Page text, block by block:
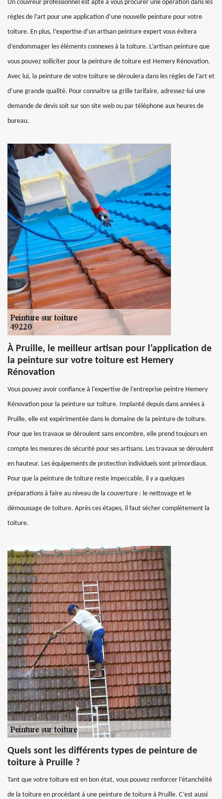
Un couvreur professionnel est apte à vous procurer une opération dans les
règles de l’art pour une application d’une nouvelle peinture pour votre
toiture. En plus, l’expertise d’un artisan peinture expert vous évitera
d’endommager les éléments connexes à la toiture. L’artisan peinture que
vous pouvez solliciter pour la peinture de toiture est Hemery Rénovation.
Avec lui, la peinture de votre toiture se déroulera dans les règles de l’art et
d’une grande qualité. Pour connaitre sa grille tarifaire, adressez-lui une
demande de devis soit sur son site web ou par téléphone aux heures de
bureau.
À Pruille, le meilleur artisan pour l’application de
la peinture sur votre toiture est Hemery
Rénovation
Vous pouvez avoir confiance à l’expertise de l’entreprise peintre Hemery
Rénovation pour la peinture sur toiture. Implanté depuis dans années à
Pruille, elle est expérimentée dans le domaine de la peinture de toiture.
Pour que les travaux se déroulent sans encombre, elle prend toujours en
compte les mesures de sécurité pour ses artisans. Les travaux se déroulent
en hauteur. Les équipements de protection individuels sont primordiaux.
Pour que la peinture de toiture reste impeccable, il y a quelques
préparations à faire au niveau de la couverture : le nettoyage et le
démoussage de toiture. Après ces étapes, il faut sécher complètement la
toiture.
Quels sont les différents types de peinture de
toiture à Pruille ?
Tant que votre toiture est en bon état, vous pouvez renforcer l’étanchéité
de la toiture en procédant à une peinture de toiture à Pruille. C’est aussi